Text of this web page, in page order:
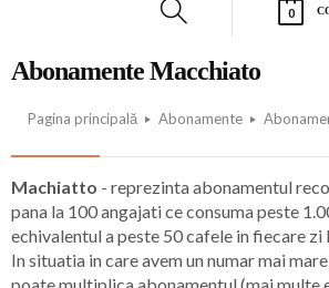
0
Abonamente Macchiato
Pagina principală Abonamente
Machiatto - reprezinta abonamentul
pana la 100 angajati ce consuma peste
echivalentul a peste 50 cafele in fiecare zi
In situatia in care avem un numar mai
poate multiplica abonamentul (mai multe